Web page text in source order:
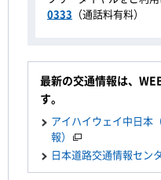
0333 （通話料有料）
最新の交通情報は、
す。
アイハイウェイ中日本
報）
日本道路交通情報セン